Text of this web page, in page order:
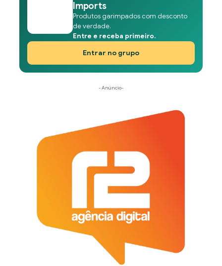
Imports
Produtos garimpados com desconto
de verdade.
Entre e receba primeiro.
Entrar no grupo
- Anúncio-